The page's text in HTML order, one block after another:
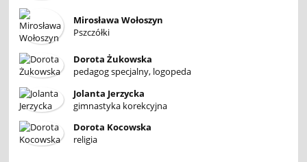
Mirosława Wołoszyn
Pszczółki
Dorota Żukowska
pedagog specjalny, logopeda
Jolanta Jerzycka
gimnastyka korekcyjna
Dorota Kocowska
religia